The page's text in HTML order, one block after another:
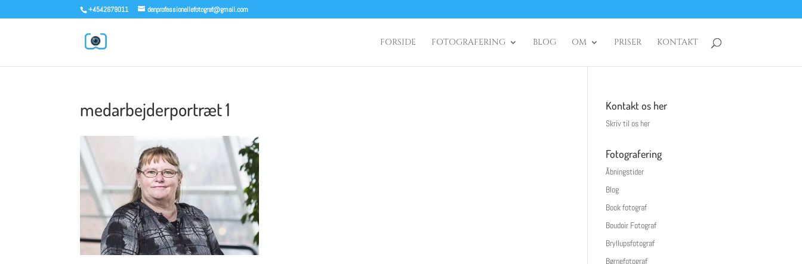
+4542679011 denprofessionellefotograf@gmail.com
FORSIDE FOTOGRAFERING BLOG OM PRISER KONTAKT
medarbejderportræt 1 Kontakt os her
Skriv til os her
Fotografering
Åbningstider
Blog
Book fotograf
Boudoir Fotograf
Bryllupsfotograf
Børnefotograf